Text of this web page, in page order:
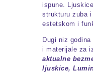
ispune.
strukturu zuba
estetskom i
Dugi niz
i materijale za
aktualne
ljuskice,